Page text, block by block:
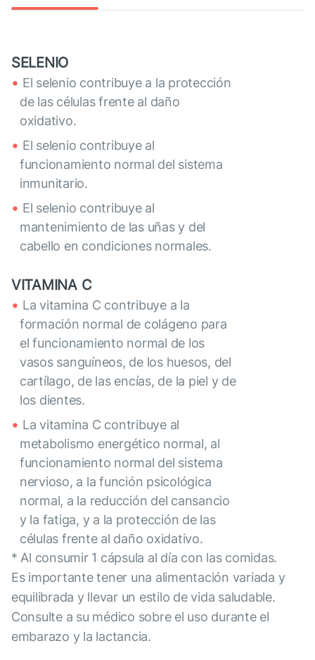
SELENIO
El selenio contribuye a la protección
de las células frente al daño
oxidativo.
El selenio contribuye al
funcionamiento normal del sistema
inmunitario.
El selenio contribuye al
mantenimiento de las uñas y del
cabello en condiciones normales.
VITAMINA C
La vitamina C contribuye a la
formación normal de colágeno para
el funcionamiento normal de los
vasos sanguíneos, de los huesos, del
cartílago, de las encías, de la piel y de
los dientes.
La vitamina C contribuye al
metabolismo energético normal, al
funcionamiento normal del sistema
nervioso, a la función psicológica
normal, a la reducción del cansancio
y la fatiga, y a la protección de las
células frente al daño oxidativo.
* Al consumir 1 cápsula al día con las comidas.
Es importante tener una alimentación variada y
equilibrada y llevar un estilo de vida saludable.
Consulte a su médico sobre el uso durante el
embarazo y la lactancia.